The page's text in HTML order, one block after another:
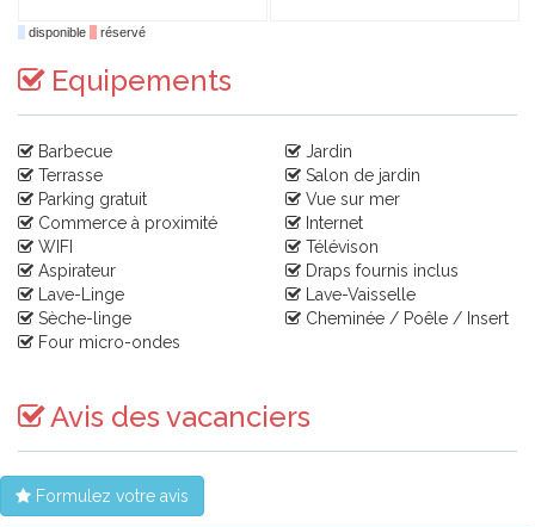
disponible réservé
Equipements
Barbecue
Jardin
Terrasse
Salon de jardin
Parking gratuit
Vue sur mer
Commerce à proximité
Internet
WIFI
Télévison
Aspirateur
Draps fournis inclus
Lave-Linge
Lave-Vaisselle
Sèche-linge
Cheminée / Poêle / Insert
Four micro-ondes
Avis des vacanciers
Formulez votre avis